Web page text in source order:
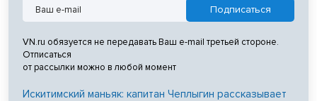
VN.ru обязуется не передавать Ваш e-mail третьей стороне.
Отписаться
от рассылки можно в любой момент
Искитимский маньяк: капитан Чеплыгин рассказывает